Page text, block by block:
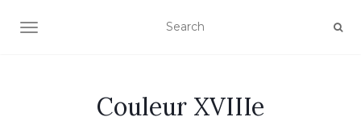
AFFICHER/MASQUER LA NAVIGATION
Couleur XVIIIe